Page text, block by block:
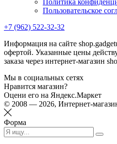
Пользовательское
+7 (962) 522-32-32
Информация на сайте
офертой. Указанные цены
заказа через интернет-магазин
Мы в социальных сетях
Нравится магазин?
Оцени его на Яндекс.Маркет
© 2008 — 2026, Интернет-
Форма